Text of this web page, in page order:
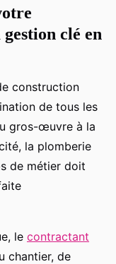
clé en
construction
de tous les
gros-œuvre à la
la plomberie
de métier doit
le contractant
chantier, de